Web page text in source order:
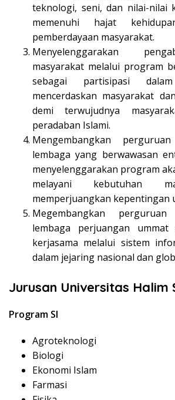
teknologi, seni, dan nilai-nilai
memenuhi hajat
pemberdayaan masyarakat.
Menyelenggarakan
masyarakat melalui program
sebagai partisipasi
mencerdaskan masyarakat
demi terwujudnya
peradaban Islami.
Mengembangkan
lembaga yang berwawasan
menyelenggarakan program
melayani kebutuhan
memperjuangkan kepentingan
Megembangkan
lembaga perjuangan ummat
kerjasama melalui sistem
dalam jejaring nasional dan
Jurusan Universitas Halim
Program SI
Agroteknologi
Biologi
Ekonomi Islam
Farmasi